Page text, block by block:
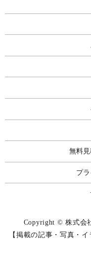
無料
プ
Copyright © 株式会
【掲載の記事・写真・